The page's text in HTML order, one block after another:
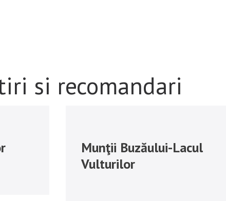
si recomandari
Munţii Buzăului-Lacul
Vulturilor